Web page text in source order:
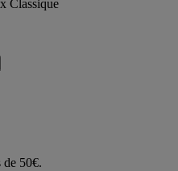
Classique
de 50€.